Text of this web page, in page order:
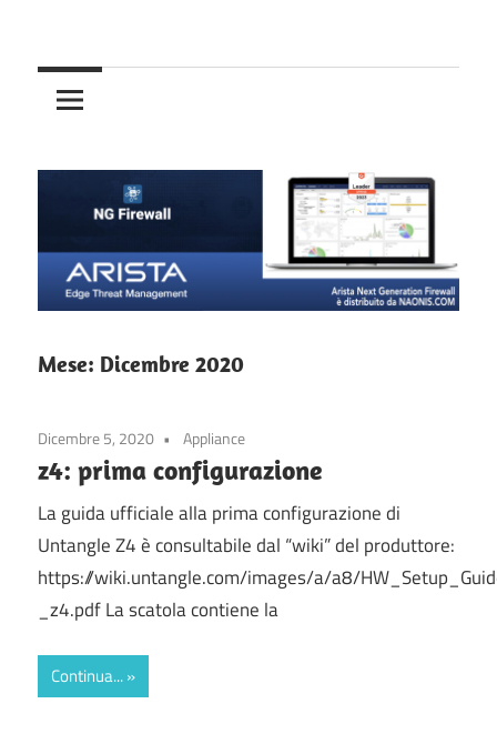
content
Arista
NG
Firewall
Untangle
Network.
Your
Mese: Dicembre 2020
Dicembre 5, 2020 Appliance
z4: prima configurazione
La guida ufficiale alla prima configurazione di
Untangle Z4 è consultabile dal “wiki” del produttore:
https://wiki.untangle.com/images/a/a8/
_z4.pdf La scatola contiene la
Continua...